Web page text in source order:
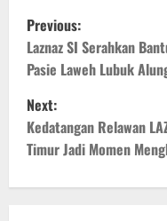
P
o
s
t
n
Previous:
Laznaz SI Serahkan
Pasie Laweh Lubuk
Next:
Kedatangan Relawan
Timur Jadi Momen